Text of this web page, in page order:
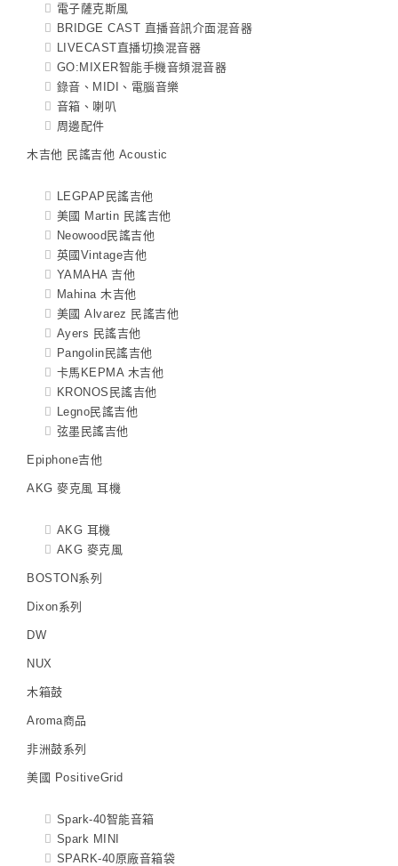
電子薩克斯風
BRIDGE CAST 直播音訊介面混音器
LIVECAST直播切換混音器
GO:MIXER智能手機音頻混音器
錄音、MIDI、電腦音樂
音箱、喇叭
周邊配件
木吉他 民謠吉他 Acoustic
LEGPAP民謠吉他
美國 Martin 民謠吉他
Neowood民謠吉他
英國Vintage吉他
YAMAHA 吉他
Mahina 木吉他
美國 Alvarez 民謠吉他
Ayers 民謠吉他
Pangolin民謠吉他
卡馬KEPMA 木吉他
KRONOS民謠吉他
Legno民謠吉他
弦墨民謠吉他
Epiphone吉他
AKG 麥克風 耳機
AKG 耳機
AKG 麥克風
BOSTON系列
Dixon系列
DW
NUX
木箱鼓
Aroma商品
非洲鼓系列
美國 PositiveGrid
Spark-40智能音箱
Spark MINI
SPARK-40原廠音箱袋